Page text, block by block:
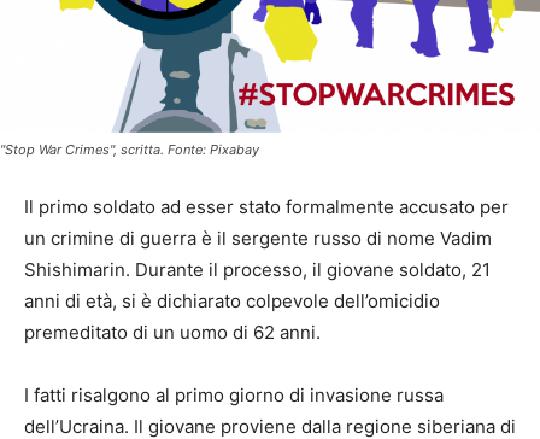
"Stop War Crimes", scritta. Fonte: Pixabay
Il primo soldato ad esser stato formalmente accusato per
un crimine di guerra è il sergente russo di nome Vadim
Shishimarin. Durante il processo, il giovane soldato, 21
anni di età, si è dichiarato colpevole dell’omicidio
premeditato di un uomo di 62 anni.
I fatti risalgono al primo giorno di invasione russa
dell’Ucraina. Il giovane proviene dalla regione siberiana di